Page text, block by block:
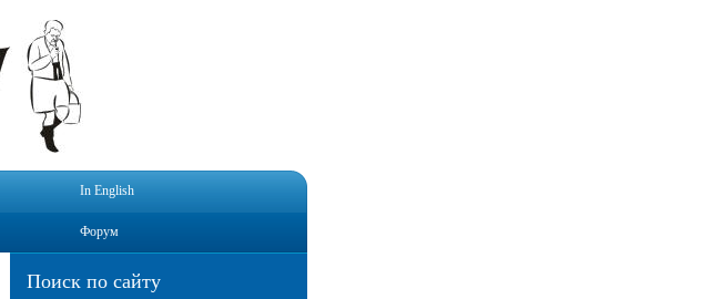
In English
Форум
Поиск по сайту